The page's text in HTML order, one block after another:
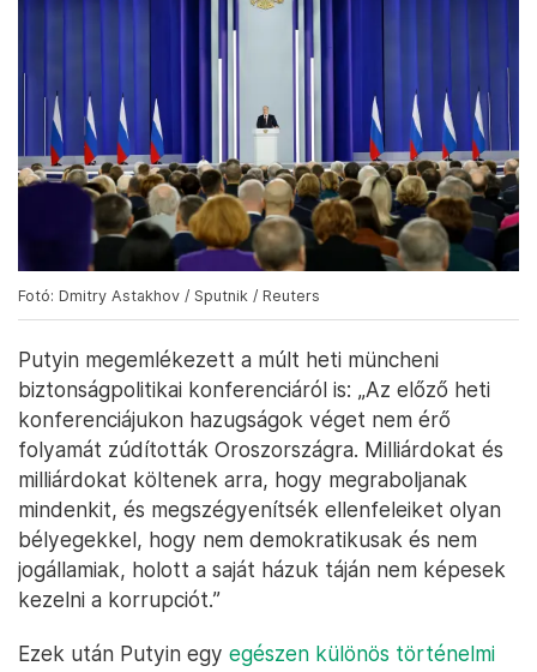
Fotó: Dmitry Astakhov / Sputnik / Reuters
Putyin megemlékezett a múlt heti müncheni
biztonságpolitikai konferenciáról is: „Az előző heti
konferenciájukon hazugságok véget nem érő
folyamát zúdították Oroszországra. Milliárdokat és
milliárdokat költenek arra, hogy megraboljanak
mindenkit, és megszégyenítsék ellenfeleiket olyan
bélyegekkel, hogy nem demokratikusak és nem
jogállamiak, holott a saját házuk táján nem képesek
kezelni a korrupciót.”
Ezek után Putyin egy egészen különös történelmi